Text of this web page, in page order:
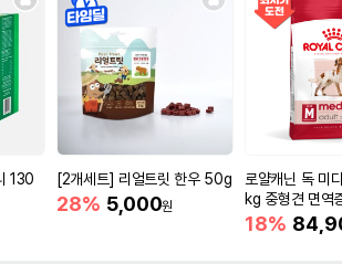
130
[2개세트] 리얼트릿 한우 50g
28% 5,000원
로얄캐닌 독 미
kg 중형견 면역
18%